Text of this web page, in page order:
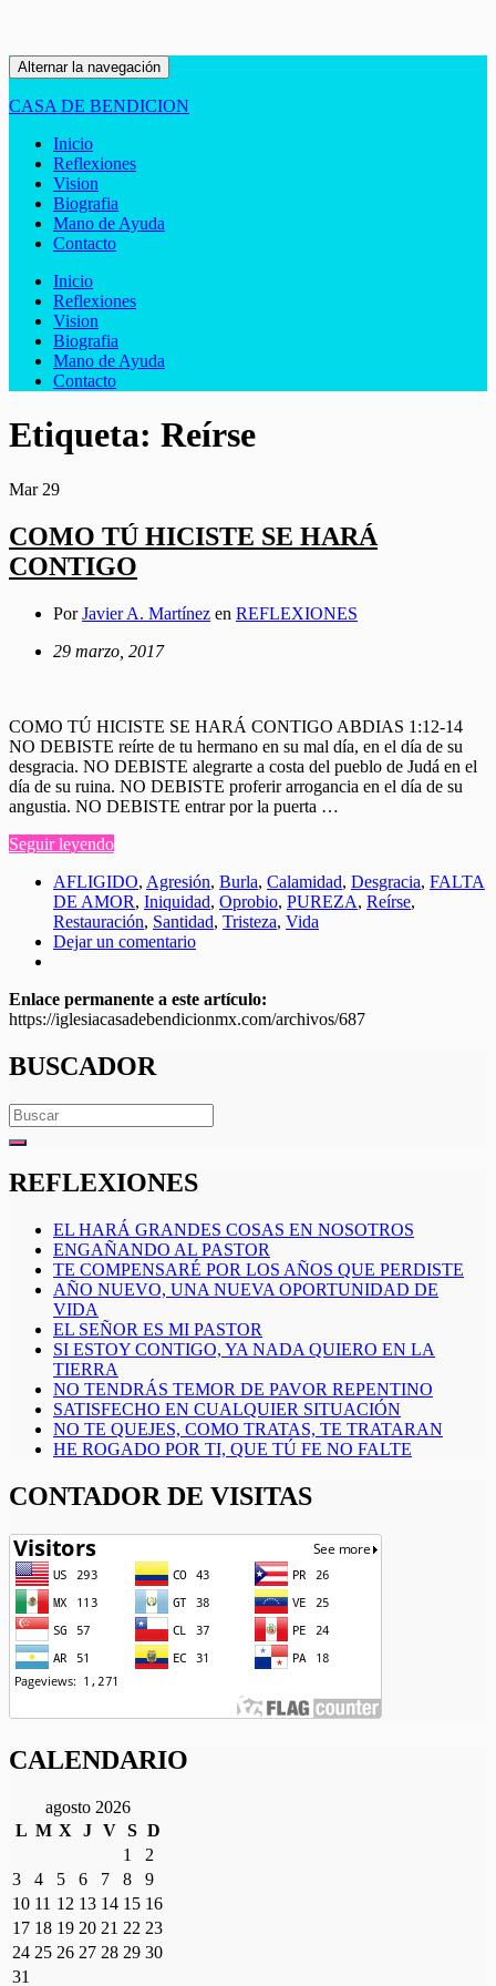
Alternar la navegación
CASA DE BENDICION
Inicio
Reflexiones
Vision
Biografia
Mano de Ayuda
Contacto
Inicio
Reflexiones
Vision
Biografia
Mano de Ayuda
Contacto
Etiqueta: Reírse
Mar 29
COMO TÚ HICISTE SE HARÁ
CONTIGO
PorJavier A. Martínez en REFLEXIONES
29 marzo, 2017
COMO TÚ HICISTE SE HARÁ CONTIGO ABDIAS 1:12-14
NO DEBISTE reírte de tu hermano en su mal día, en el día de su
desgracia. NO DEBISTE alegrarte a costa del pueblo de Judá en el
día de su ruina. NO DEBISTE proferir arrogancia en el día de su
angustia. NO DEBISTE entrar por la puerta …
Seguir leyendo
AFLIGIDO, Agresión, Burla, Calamidad, Desgracia, FALTA
DE AMOR, Iniquidad, Oprobio, PUREZA, Reírse,
Restauración, Santidad, Tristeza, Vida
Dejar un comentario
Enlace permanente a este artículo:
https://iglesiacasadebendicionmx.com/archivos/687
BUSCADOR
Search
for:
REFLEXIONES
EL HARÁ GRANDES COSAS EN NOSOTROS
ENGAÑANDO AL PASTOR
TE COMPENSARÉ POR LOS AÑOS QUE PERDISTE
AÑO NUEVO, UNA NUEVA OPORTUNIDAD DE
VIDA
EL SEÑOR ES MI PASTOR
SI ESTOY CONTIGO, YA NADA QUIERO EN LA
TIERRA
NO TENDRÁS TEMOR DE PAVOR REPENTINO
SATISFECHO EN CUALQUIER SITUACIÓN
NO TE QUEJES, COMO TRATAS, TE TRATARAN
HE ROGADO POR TI, QUE TÚ FE NO FALTE
CONTADOR DE VISITAS
CALENDARIO
agosto 2026
L M X J V S D
1
2
3
4 5 6 7 8
9
10 11 12 13 14 15 16
17 18 19 20 21 22 23
24 25 26 27 28 29 30
31